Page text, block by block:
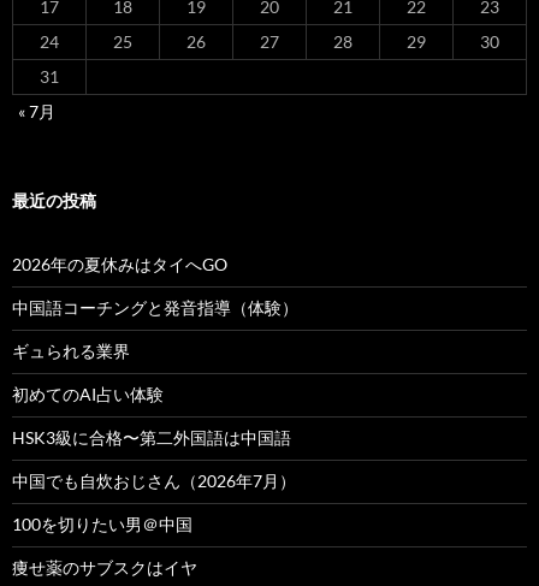
17
18 19 20 21 22
23
24
25 26 27 28 29
30
31
« 7月
最近の投稿
2026年の夏休みはタイへGO
中国語コーチングと発音指導（体験）
ギュられる業界
初めてのAI占い体験
HSK3級に合格〜第二外国語は中国語
中国でも自炊おじさん（2026年7月）
100を切りたい男＠中国
痩せ薬のサブスクはイヤ